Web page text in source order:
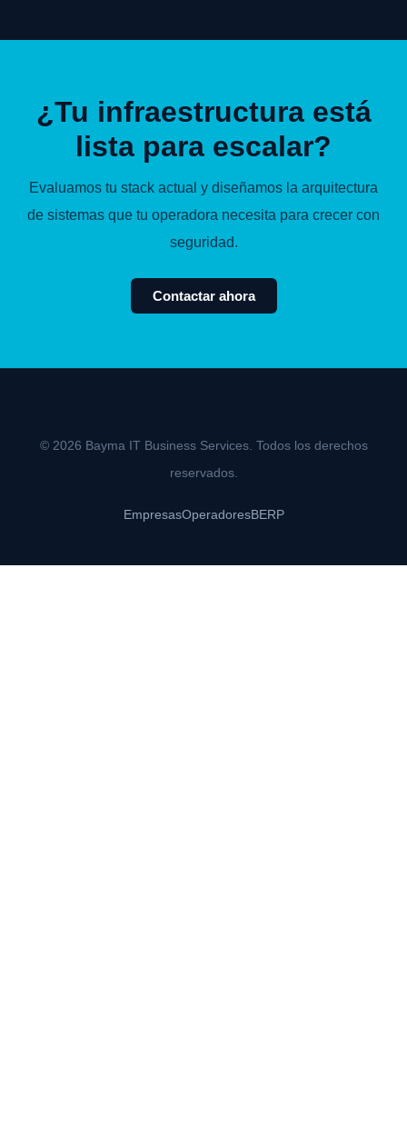
¿Tu infraestructura está
lista para escalar?
Evaluamos tu stack actual y diseñamos la arquitectura
de sistemas que tu operadora necesita para crecer con
seguridad.
Contactar ahora
© 2026 Bayma IT Business Services. Todos los derechos
reservados.
EmpresasOperadoresBERP